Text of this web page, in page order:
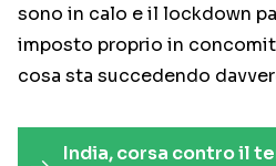
sono in calo e il lockdown
imposto proprio in
cosa sta succedendo
India, corsa contro il